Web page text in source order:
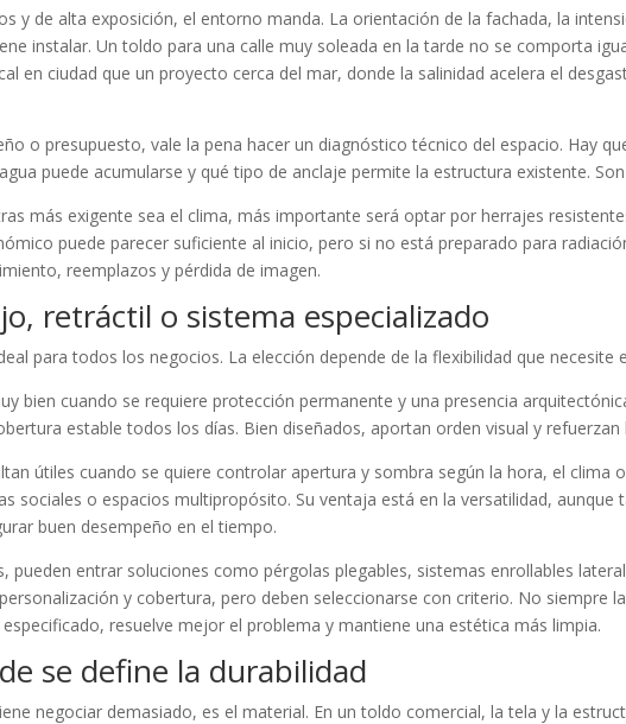
y de alta exposición, el entorno manda. La orientación de la fachada, la
instalar. Un toldo para una calle muy soleada en la tarde no se comporta
en ciudad que un proyecto cerca del mar, donde la salinidad acelera el
o presupuesto, vale la pena hacer un diagnóstico técnico del espacio. Hay
puede acumularse y qué tipo de anclaje permite la estructura existente.
más exigente sea el clima, más importante será optar por herrajes
puede parecer suficiente al inicio, pero si no está preparado para
reemplazos y pérdida de imagen.
retráctil o sistema especializado
para todos los negocios. La elección depende de la flexibilidad que necesite
bien cuando se requiere protección permanente y una presencia
estable todos los días. Bien diseñados, aportan orden visual y refuerzan
útiles cuando se quiere controlar apertura y sombra según la hora, el clima
sociales o espacios multipropósito. Su ventaja está en la versatilidad,
buen desempeño en el tiempo.
pueden entrar soluciones como pérgolas plegables, sistemas enrollables
y cobertura, pero deben seleccionarse con criterio. No siempre
resuelve mejor el problema y mantiene una estética más limpia.
se define la durabilidad
negociar demasiado, es el material. En un toldo comercial, la tela y la